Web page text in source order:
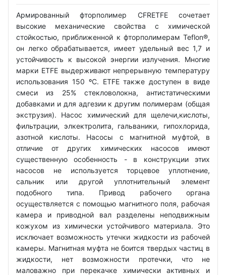
Армированный фторполимер CFRETFE сочетает
высокие механические свойства с химической
стойкостью, приближенной к фторполимерам Teflon®,
он легко обрабатывается, имеет удельный вес 1,7 и
устойчивость к высокой энергии излучения. Многие
марки ETFE выдерживают непрерывную температуру
использования 150 ºC. ETFE также доступен в виде
смеси из 25% стекловолокна, антистатическими
добавками и для адгезии к другим полимерам (общая
экструзия). Насос химический для щелечи,кислоты,
фильтрации, элкектролита, гальваники, гипохлорида,
азотной кислоты. Насосы с магнитной муфтой, в
отличие от других химических насосов имеют
существенную особенность - в конструкции этих
насосов не используется торцевое уплотнение,
сальник или другой уплотнительный элемент
подобного типа. Привод рабочего органа
осуществляется с помощью магнитного поля, рабочая
камера и приводной вал разделены неподвижным
кожухом из химически устойчивого материала. Это
исключает возможность утечки жидкости из рабочей
камеры. Магнитная муфта не боится твердых частиц в
жидкости, нет возможности протечки, что не
маловажно при перекачке химически активных и